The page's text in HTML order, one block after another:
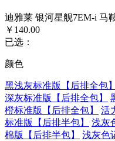
迪雅莱 银河星舰7EM-i 马
￥140.00
已选：
颜色
黑浅灰标准版【后排全包】
深灰标准版【后排全包】
橙标准版【后排全包】
活
标准版【后排半包】
浅灰
棉版【后排半包】
浅灰色